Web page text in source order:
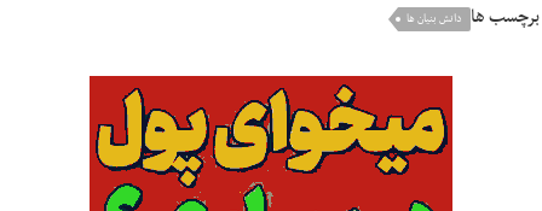
برچسب ها دانش بنیان ها